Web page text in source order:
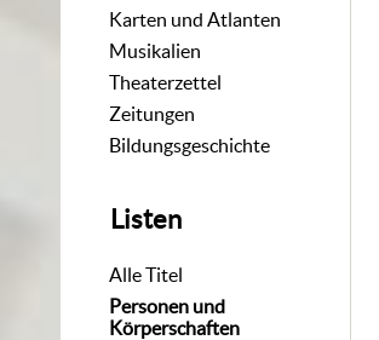
Karten und Atlanten
Musikalien
Theaterzettel
Zeitungen
Bildungsgeschichte
Listen
Alle Titel
Personen und
Körperschaften